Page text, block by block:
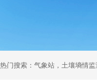
热门搜索：气象站，土壤墒情